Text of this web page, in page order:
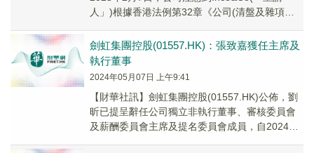
人」)根據香港法例第32章《公司(清盤及雜項條
劍虹集團控股(01557.HK)：張致嘉獲任主席及
執行董事
2024年05月07日 上午9:41
【財華社訊】劍虹集團控股(01557.HK)公佈，劉
昕已提呈辭任公司獨立非執行董事、審核委員會
及薪酬委員會主席及提名委員會成員，自2024年